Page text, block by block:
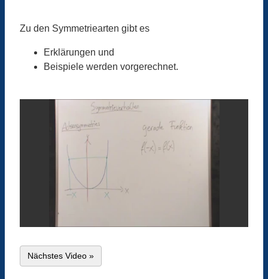
Zu den Symmetriearten gibt es
Erklärungen und
Beispiele werden vorgerechnet.
Nächstes Video »